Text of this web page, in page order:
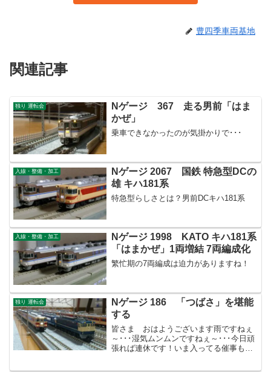
豊四季車両基地
関連記事
独り 運転会
Nゲージ 367 走る男前「はま
かぜ」
乗車できなかったのが気掛かりで･･･
入線・整備・加工
Nゲージ 2067 国鉄 特急型DCの
雄 キハ181系
特急型らしさとは？男前DCキハ181系
入線・整備・加工
Nゲージ 1998 KATO キハ181系
「はまかぜ」1両増結 7両編成化
繁忙期の7両編成は迫力がありますね！
独り 運転会
Nゲージ 186 「つばさ」を堪能
する
皆さま おはようございます雨ですねぇ
～･･･湿気ムンムンですねぇ～･･･今日頑
張れば連休です！いま入ってる催事も今